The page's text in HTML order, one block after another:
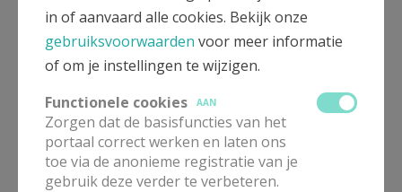
Ze wisten dat hun Paulus ging vertrekken,
daar moesten zij zich over zetten,
Want nu moesten ze verder met de Kerk
als menig moeilijk mensenwerk.
Ook nu vandaag moeten wij verder,
de toekomst is nu ook niet helder.
in of aanvaard alle cookies. Bekijk onze
gebruiksvoorwaarden voor meer informatie
of om je instellingen te wijzigen.
Functionele cookies
AAN
Zorgen dat de basisfuncties van het
portaal correct werken en laten ons
toe via de anonieme registratie van je
gebruik deze verder te verbeteren.